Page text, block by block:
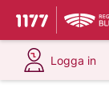
Till startsidan
Du har
Logga in
på